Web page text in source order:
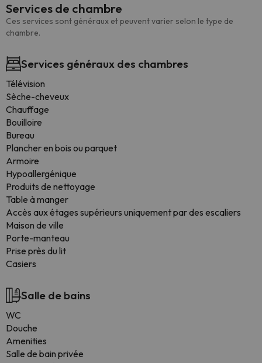
Services de chambre
Ces services sont généraux et peuvent varier selon le type de
chambre.
Services généraux des chambres
Télévision
Sèche-cheveux
Chauffage
Bouilloire
Bureau
Plancher en bois ou parquet
Armoire
Hypoallergénique
Produits de nettoyage
Table à manger
Accès aux étages supérieurs uniquement par des escaliers
Maison de ville
Porte-manteau
Prise près du lit
Casiers
Salle de bains
WC
Douche
Amenities
Salle de bain privée